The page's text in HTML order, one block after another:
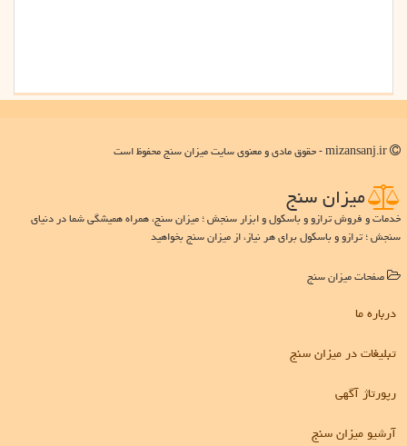
میزان سنج
خدمات و فروش ترازو و باسکول و ابزار سنجش ؛ میزان سنج، همراه همیشگی شما در دنیای
سنجش ؛ ترازو و باسکول برای هر نیاز، از میزان سنج بخواهید
صفحات میزان سنج
درباره ما
تبلیغات در میزان سنج
رپورتاژ آگهی
آرشیو میزان سنج